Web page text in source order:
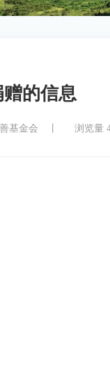
赠的信息
基金会 丨 浏览量